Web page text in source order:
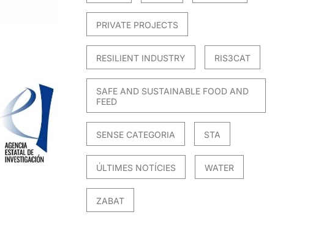
PRIVATE PROJECTS
RESILIENT INDUSTRY RIS3CAT
SAFE AND SUSTAINABLE FOOD AND
FEED
SENSE CATEGORIA STA
ÚLTIMES NOTÍCIES WATER
ZABAT